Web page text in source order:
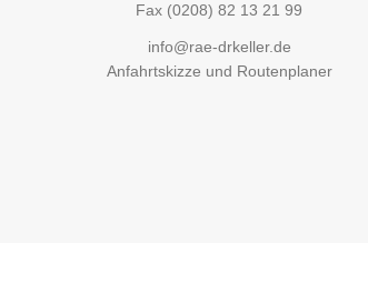
Fax (0208) 82 13 21 99
info@rae-drkeller.de
Anfahrtskizze und Routenplaner